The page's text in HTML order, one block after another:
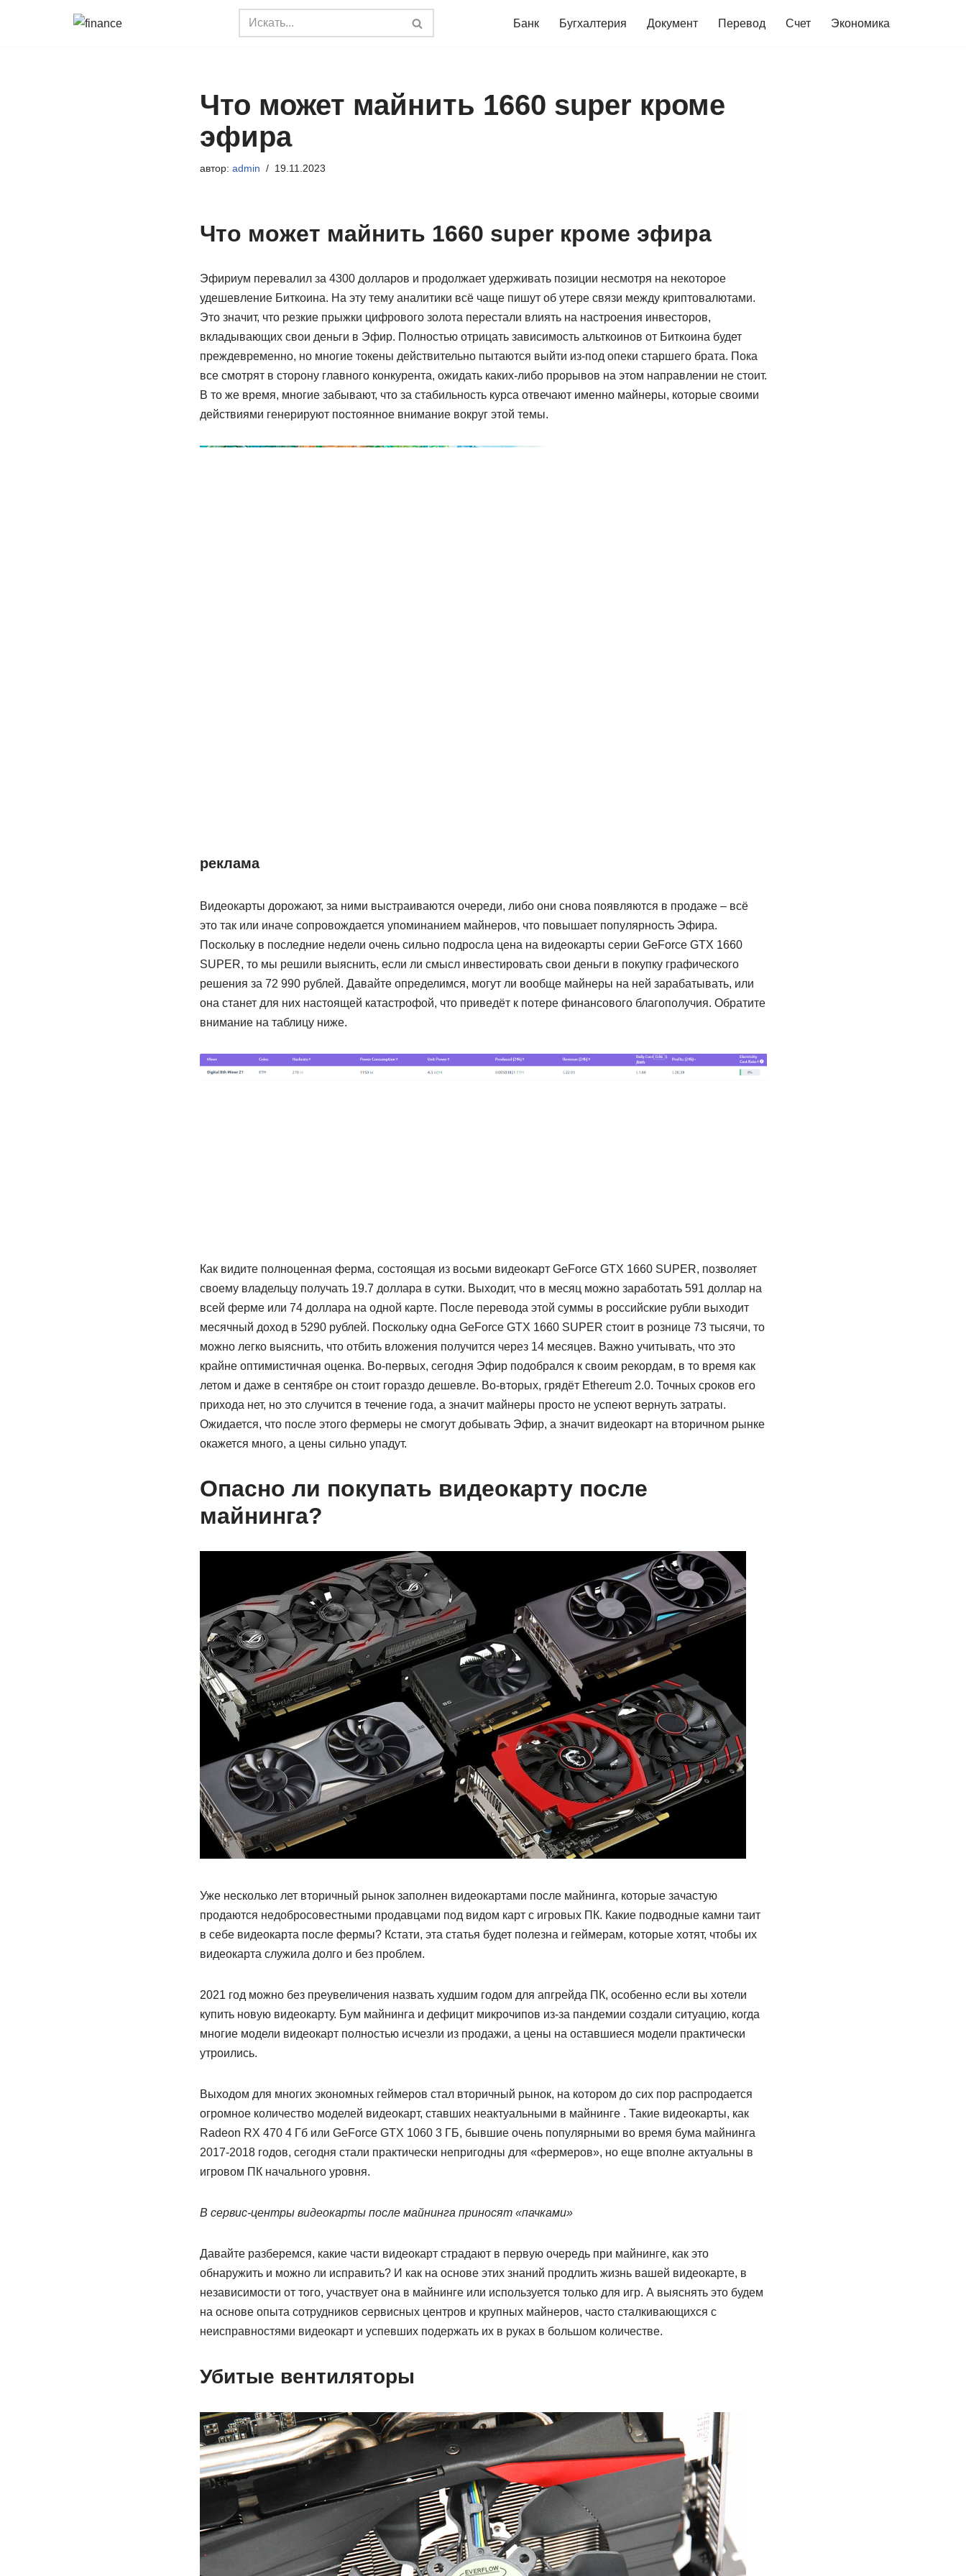
Банк Бугхалтерия Документ Перевод Счет Экономика
Что может майнить 1660 super кроме
эфира
автор: admin 19.11.2023
Что может майнить 1660 super кроме эфира
Эфириум перевалил за 4300 долларов и продолжает удерживать позиции несмотря на некоторое
удешевление Биткоина. На эту тему аналитики всё чаще пишут об утере связи между криптовалютами.
Это значит, что резкие прыжки цифрового золота перестали влиять на настроения инвесторов,
вкладывающих свои деньги в Эфир. Полностью отрицать зависимость альткоинов от Биткоина будет
преждевременно, но многие токены действительно пытаются выйти из-под опеки старшего брата. Пока
все смотрят в сторону главного конкурента, ожидать каких-либо прорывов на этом направлении не стоит.
В то же время, многие забывают, что за стабильность курса отвечают именно майнеры, которые своими
действиями генерируют постоянное внимание вокруг этой темы.
реклама
Видеокарты дорожают, за ними выстраиваются очереди, либо они снова появляются в продаже – всё
это так или иначе сопровождается упоминанием майнеров, что повышает популярность Эфира.
Поскольку в последние недели очень сильно подросла цена на видеокарты серии GeForce GTX 1660
SUPER, то мы решили выяснить, если ли смысл инвестировать свои деньги в покупку графического
решения за 72 990 рублей. Давайте определимся, могут ли вообще майнеры на ней зарабатывать, или
она станет для них настоящей катастрофой, что приведёт к потере финансового благополучия. Обратите
внимание на таблицу ниже.
Как видите полноценная ферма, состоящая из восьми видеокарт GeForce GTX 1660 SUPER, позволяет
своему владельцу получать 19.7 доллара в сутки. Выходит, что в месяц можно заработать 591 доллар на
всей ферме или 74 доллара на одной карте. После перевода этой суммы в российские рубли выходит
месячный доход в 5290 рублей. Поскольку одна GeForce GTX 1660 SUPER стоит в рознице 73 тысячи, то
можно легко выяснить, что отбить вложения получится через 14 месяцев. Важно учитывать, что это
крайне оптимистичная оценка. Во-первых, сегодня Эфир подобрался к своим рекордам, в то время как
летом и даже в сентябре он стоит гораздо дешевле. Во-вторых, грядёт Ethereum 2.0. Точных сроков его
прихода нет, но это случится в течение года, а значит майнеры просто не успеют вернуть затраты.
Ожидается, что после этого фермеры не смогут добывать Эфир, а значит видеокарт на вторичном рынке
окажется много, а цены сильно упадут.
Опасно ли покупать видеокарту после
майнинга?
Уже несколько лет вторичный рынок заполнен видеокартами после майнинга, которые зачастую
продаются недобросовестными продавцами под видом карт с игровых ПК. Какие подводные камни таит
в себе видеокарта после фермы? Кстати, эта статья будет полезна и геймерам, которые хотят, чтобы их
видеокарта служила долго и без проблем.
2021 год можно без преувеличения назвать худшим годом для апгрейда ПК, особенно если вы хотели
купить новую видеокарту. Бум майнинга и дефицит микрочипов из-за пандемии создали ситуацию, когда
многие модели видеокарт полностью исчезли из продажи, а цены на оставшиеся модели практически
утроились.
Выходом для многих экономных геймеров стал вторичный рынок, на котором до сих пор распродается
огромное количество моделей видеокарт, ставших неактуальными в майнинге . Такие видеокарты, как
Radeon RX 470 4 Гб или GeForce GTX 1060 3 ГБ, бывшие очень популярными во время бума майнинга
2017-2018 годов, сегодня стали практически непригодны для «фермеров», но еще вполне актуальны в
игровом ПК начального уровня.
В сервис-центры видеокарты после майнинга приносят «пачками»
Давайте разберемся, какие части видеокарт страдают в первую очередь при майнинге, как это
обнаружить и можно ли исправить? И как на основе этих знаний продлить жизнь вашей видеокарте, в
независимости от того, участвует она в майнинге или используется только для игр. А выяснять это будем
на основе опыта сотрудников сервисных центров и крупных майнеров, часто сталкивающихся с
неисправностями видеокарт и успевших подержать их в руках в большом количестве.
Убитые вентиляторы